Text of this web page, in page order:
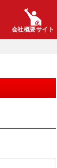
会社概要サイト